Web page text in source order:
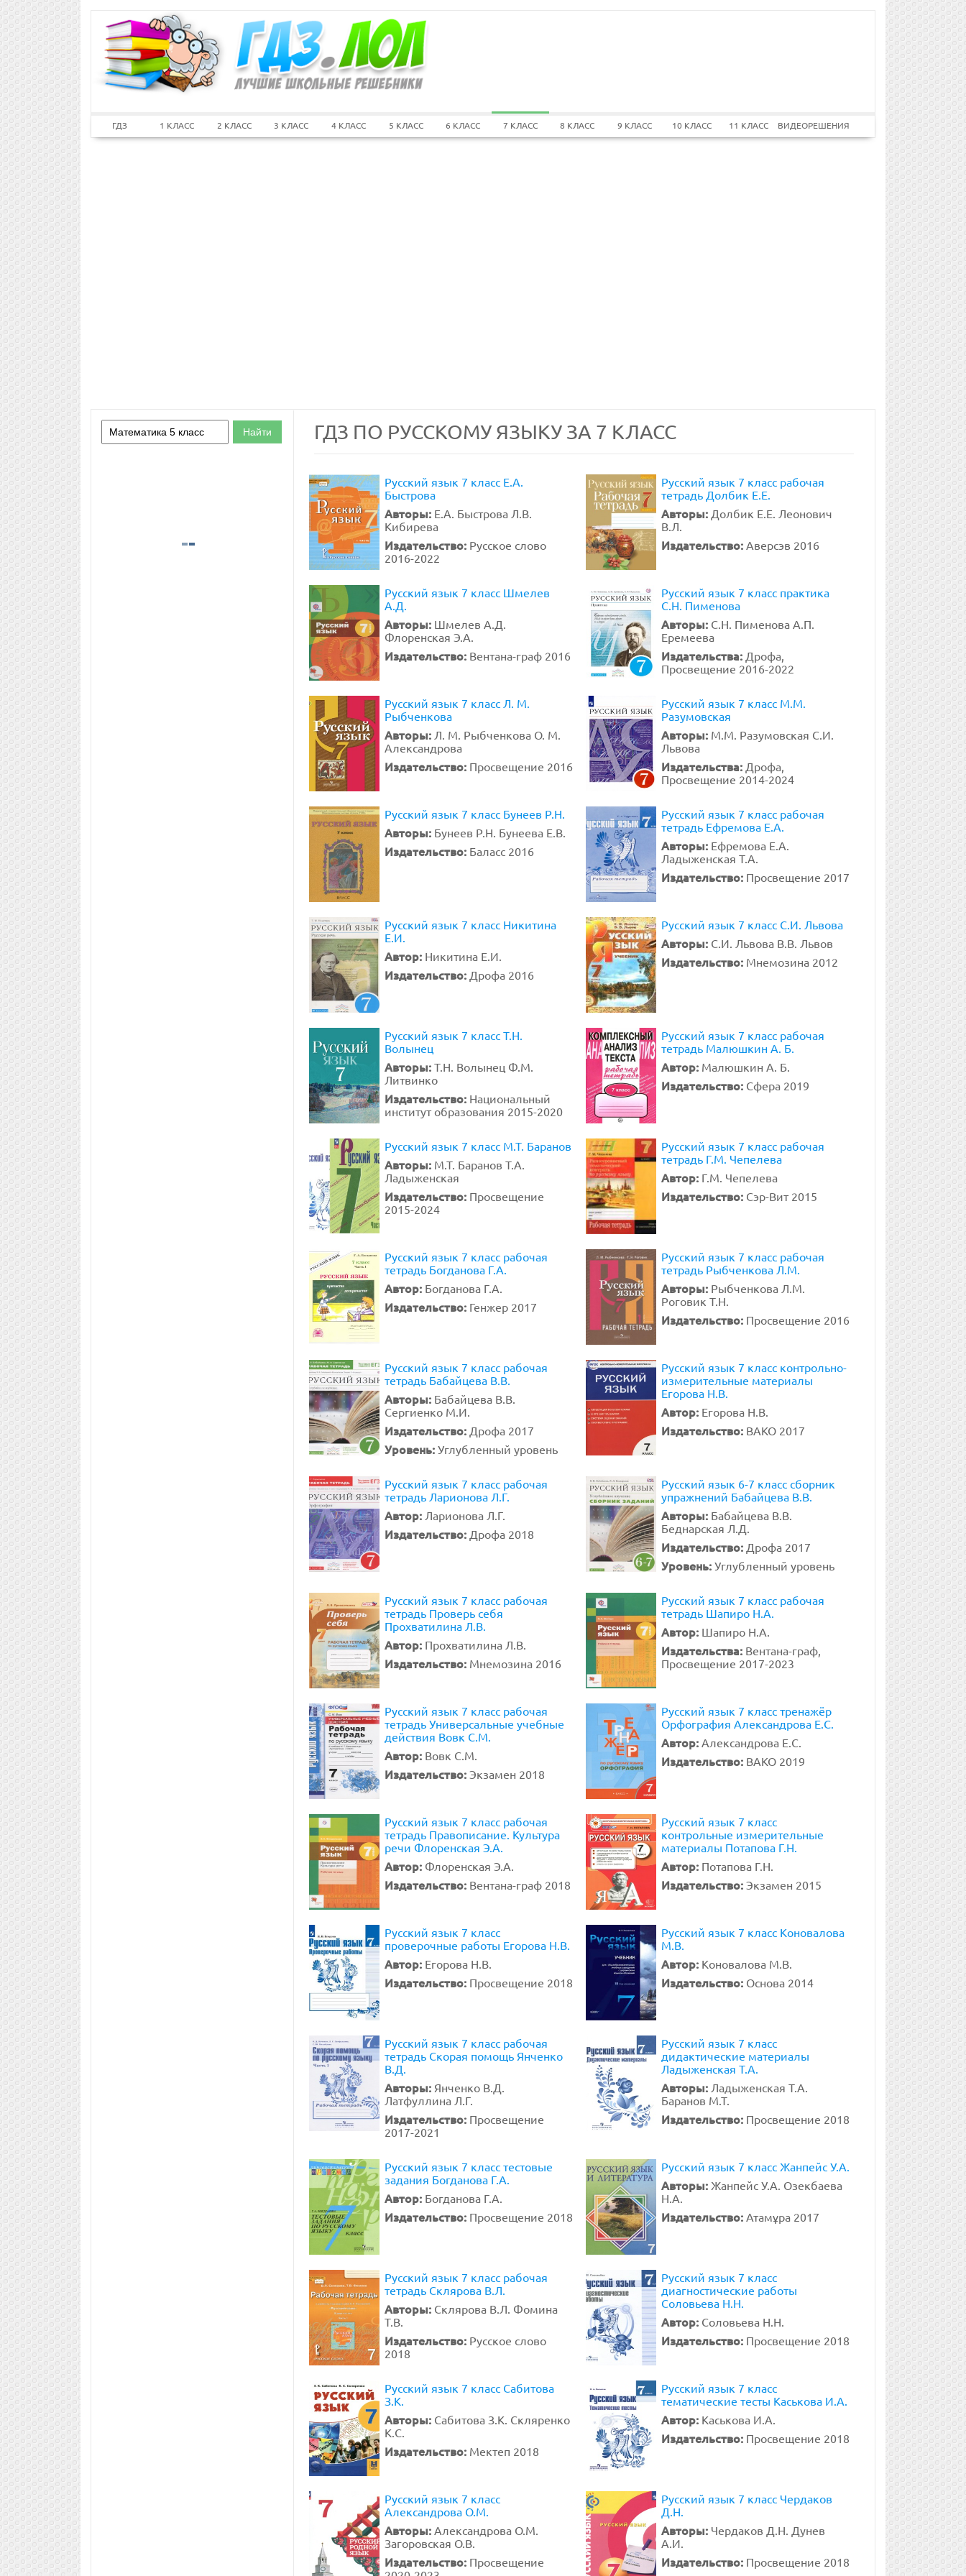
ГДЗ 1 КЛАСС 2 КЛАСС 3 КЛАСС 4 КЛАСС 5 КЛАСС 6 КЛАСС 7 КЛАСС 8 КЛАСС 9 КЛАСС 10 КЛАСС 11 КЛАСС ВИДЕОРЕШЕНИЯ
ГДЗ ПО РУССКОМУ ЯЗЫКУ ЗА 7 КЛАСС
Русский язык 7 класс Е.А.
Быстрова
Авторы: Е.А. Быстрова Л.В.
Кибирева
Издательство: Русское слово
2016-2022
Русский язык 7 класс рабочая
тетрадь Долбик Е.Е.
Авторы: Долбик Е.Е. Леонович
В.Л.
Издательство: Аверсэв 2016
Русский язык 7 класс Шмелев
А.Д.
Авторы: Шмелев А.Д.
Флоренская Э.А.
Издательство: Вентана-граф 2016
Русский язык 7 класс практика
С.Н. Пименова
Авторы: С.Н. Пименова А.П.
Еремеева
Издательства: Дрофа,
Просвещение 2016-2022
Русский язык 7 класс Л. М.
Рыбченкова
Авторы: Л. М. Рыбченкова О. М.
Александрова
Издательство: Просвещение 2016
Русский язык 7 класс М.М.
Разумовская
Авторы: М.М. Разумовская С.И.
Львова
Издательства: Дрофа,
Просвещение 2014-2024
Русский язык 7 класс Бунеев Р.Н.
Авторы: Бунеев Р.Н. Бунеева Е.В.
Издательство: Баласс 2016
Русский язык 7 класс рабочая
тетрадь Ефремова Е.А.
Авторы: Ефремова Е.А.
Ладыженская Т.А.
Издательство: Просвещение 2017
Русский язык 7 класс Никитина
Е.И.
Автор: Никитина Е.И.
Издательство: Дрофа 2016
Русский язык 7 класс С.И. Львова
Авторы: С.И. Львова В.В. Львов
Издательство: Мнемозина 2012
Русский язык 7 класс Т.Н.
Волынец
Авторы: Т.Н. Волынец Ф.М.
Литвинко
Издательство: Национальный
институт образования 2015-2020
Русский язык 7 класс рабочая
тетрадь Малюшкин А. Б.
Автор: Малюшкин А. Б.
Издательство: Сфера 2019
Русский язык 7 класс М.Т. Баранов
Авторы: М.Т. Баранов Т.А.
Ладыженская
Издательство: Просвещение
2015-2024
Русский язык 7 класс рабочая
тетрадь Г.М. Чепелева
Автор: Г.М. Чепелева
Издательство: Сэр-Вит 2015
Русский язык 7 класс рабочая
тетрадь Богданова Г.А.
Автор: Богданова Г.А.
Издательство: Генжер 2017
Русский язык 7 класс рабочая
тетрадь Рыбченкова Л.М.
Авторы: Рыбченкова Л.М.
Роговик Т.Н.
Издательство: Просвещение 2016
Русский язык 7 класс рабочая
тетрадь Бабайцева В.В.
Авторы: Бабайцева В.В.
Сергиенко М.И.
Издательство: Дрофа 2017
Уровень: Углубленный уровень
Русский язык 7 класс контрольно-
измерительные материалы
Егорова Н.В.
Автор: Егорова Н.В.
Издательство: ВАКО 2017
Русский язык 7 класс рабочая
тетрадь Ларионова Л.Г.
Автор: Ларионова Л.Г.
Издательство: Дрофа 2018
Русский язык 6-7 класс сборник
упражнений Бабайцева В.В.
Авторы: Бабайцева В.В.
Беднарская Л.Д.
Издательство: Дрофа 2017
Уровень: Углубленный уровень
Русский язык 7 класс рабочая
тетрадь Проверь себя
Прохватилина Л.В.
Автор: Прохватилина Л.В.
Издательство: Мнемозина 2016
Русский язык 7 класс рабочая
тетрадь Шапиро Н.А.
Автор: Шапиро Н.А.
Издательства: Вентана-граф,
Просвещение 2017-2023
Русский язык 7 класс рабочая
тетрадь Универсальные учебные
действия Вовк С.М.
Автор: Вовк С.М.
Издательство: Экзамен 2018
Русский язык 7 класс тренажёр
Орфография Александрова Е.С.
Автор: Александрова Е.С.
Издательство: ВАКО 2019
Русский язык 7 класс рабочая
тетрадь Правописание. Культура
речи Флоренская Э.А.
Автор: Флоренская Э.А.
Издательство: Вентана-граф 2018
Русский язык 7 класс
контрольные измерительные
материалы Потапова Г.Н.
Автор: Потапова Г.Н.
Издательство: Экзамен 2015
Русский язык 7 класс
проверочные работы Егорова Н.В.
Автор: Егорова Н.В.
Издательство: Просвещение 2018
Русский язык 7 класс Коновалова
М.В.
Автор: Коновалова М.В.
Издательство: Основа 2014
Русский язык 7 класс рабочая
тетрадь Скорая помощь Янченко
В.Д.
Авторы: Янченко В.Д.
Латфуллина Л.Г.
Издательство: Просвещение
2017-2021
Русский язык 7 класс
дидактические материалы
Ладыженская Т.А.
Авторы: Ладыженская Т.А.
Баранов М.Т.
Издательство: Просвещение 2018
Русский язык 7 класс тестовые
задания Богданова Г.А.
Автор: Богданова Г.А.
Издательство: Просвещение 2018
Русский язык 7 класс Жанпейс У.А.
Авторы: Жанпейс У.А. Озекбаева
Н.А.
Издательство: Атамұра 2017
Русский язык 7 класс рабочая
тетрадь Склярова В.Л.
Авторы: Склярова В.Л. Фомина
Т.В.
Издательство: Русское слово
2018
Русский язык 7 класс
диагностические работы
Соловьева Н.Н.
Автор: Соловьева Н.Н.
Издательство: Просвещение 2018
Русский язык 7 класс Сабитова
З.К.
Авторы: Сабитова З.К. Скляренко
К.С.
Издательство: Мектеп 2018
Русский язык 7 класс
тематические тесты Каськова И.А.
Автор: Каськова И.А.
Издательство: Просвещение 2018
Русский язык 7 класс
Александрова О.М.
Авторы: Александрова О.М.
Загоровская О.В.
Издательство: Просвещение
Русский язык 7 класс Чердаков
Д.Н.
Авторы: Чердаков Д.Н. Дунев
А.И.
Издательство: Просвещение 2018